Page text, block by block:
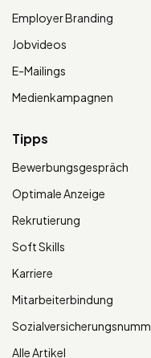
Employer Branding
Jobvideos
E-Mailings
Medienkampagnen
Tipps
Bewerbungsgespräch
Optimale Anzeige
Rekrutierung
Soft Skills
Karriere
Mitarbeiterbindung
Alle Artikel